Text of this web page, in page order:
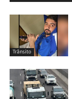
Trânsito